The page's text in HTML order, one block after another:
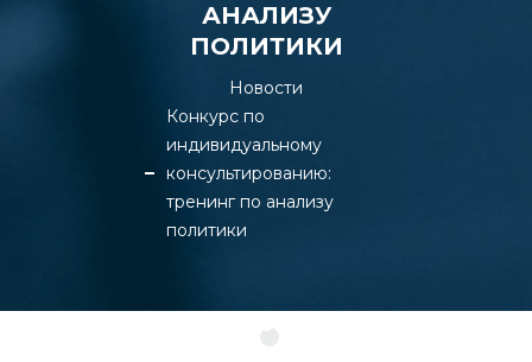
АНАЛИЗУ
ПОЛИТИКИ
Новости
Конкурс по
индивидуальному
консультированию:
тренинг по анализу
политики